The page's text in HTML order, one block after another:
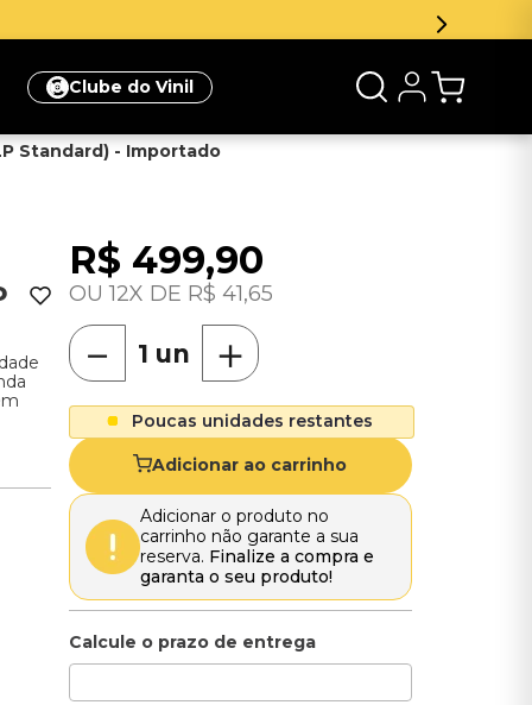
Clube do Vinil
Standard) - Importado
R$ 499,90
12 R$ 41,65
＋
－
Poucas unidades restantes
Adicionar ao carrinho
Adicionar o produto no
carrinho não garante a sua
reserva. Finalize a compra e
garanta o seu produto!